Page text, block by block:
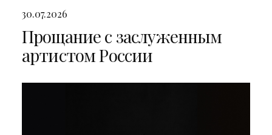
30.07.2026
Прощание с заслуженным
артистом России